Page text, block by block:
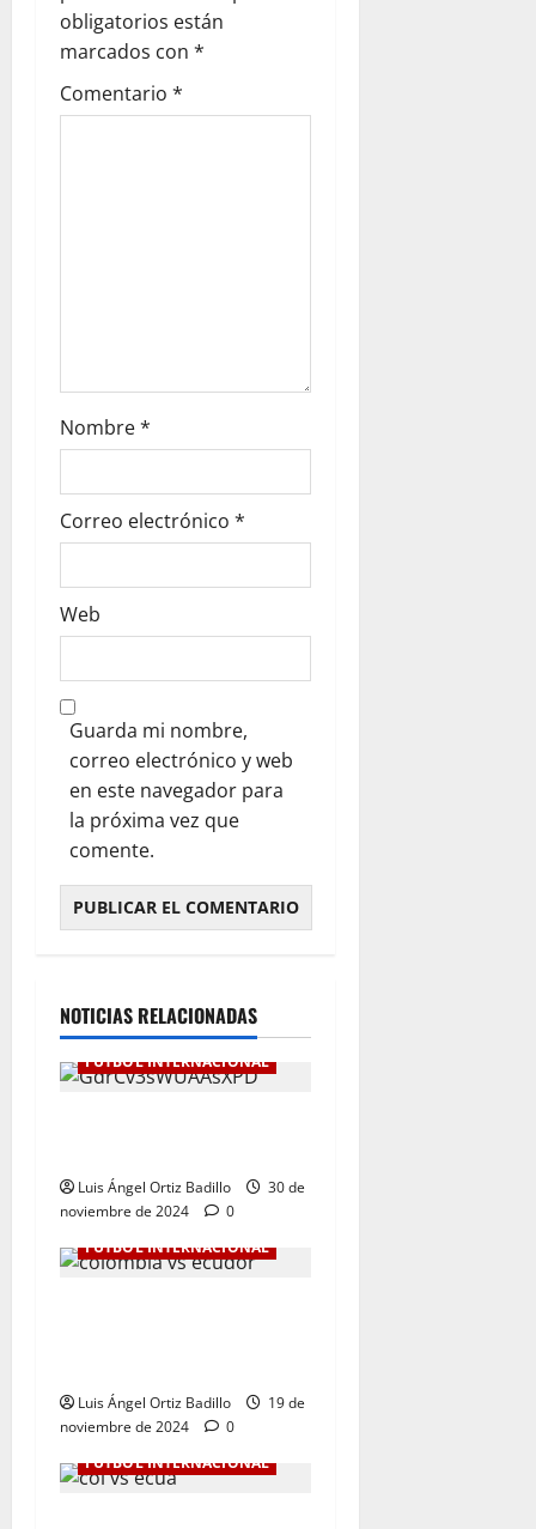
obligatorios están
marcados con *
Comentario *
Nombre*
Correo electrónico *
Web
Guarda mi nombre,
correo electrónico y web
en este navegador para
la próxima vez que
comente.
NOTICIAS RELACIONADAS
FÚTBOL INTERNACIONAL
Luis Ángel Ortiz Badillo
30 de
noviembre de 2024
0
FÚTBOL INTERNACIONAL
Luis Ángel Ortiz Badillo
19 de
noviembre de 2024
0
FÚTBOL INTERNACIONAL